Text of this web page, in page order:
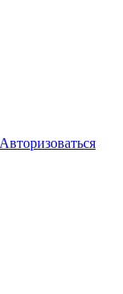
Авторизоваться